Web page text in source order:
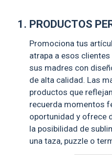
PRODUCTOS
Promociona tus
atrapa a esos
sus madres con
de alta calidad. Las
productos que
recuerda momentos
oportunidad y ofrece
la posibilidad de
una taza, puzzle o